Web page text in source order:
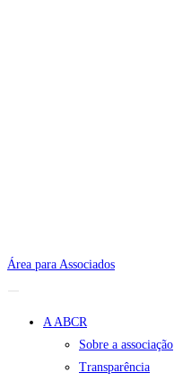
Área para Associados
A ABCR
Sobre a associação
Transparência